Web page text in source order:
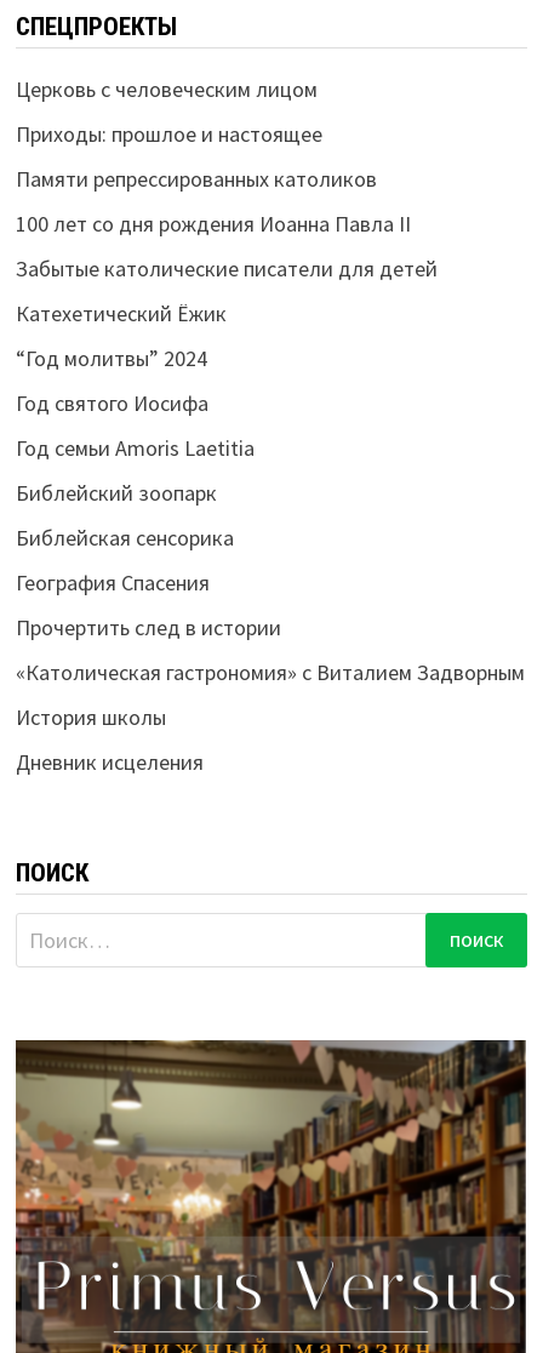
СПЕЦПРОЕКТЫ
Церковь с человеческим лицом
Приходы: прошлое и настоящее
Памяти репрессированных католиков
100 лет со дня рождения Иоанна Павла II
Забытые католические писатели для детей
Катехетический Ёжик
“Год молитвы” 2024
Год святого Иосифа
Год семьи Amoris Laetitia
Библейский зоопарк
Библейская сенсорика
География Спасения
Прочертить след в истории
«Католическая гастрономия» с Виталием Задворным
История школы
Дневник исцеления
ПОИСК
Найти: